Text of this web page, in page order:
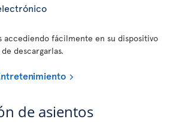
accediendo fácilmente en su dispositivo
descargarlas.
de asientos